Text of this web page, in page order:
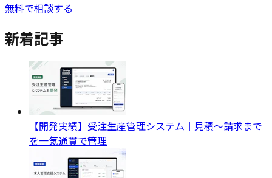
無料で相談する
新着記事
【開発実績】受注生産管理システム｜見積〜請求まで
を一気通貫で管理